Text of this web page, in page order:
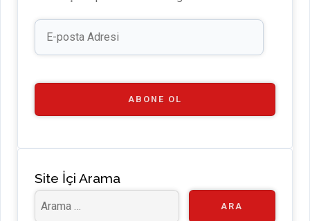
b
C
h
n
n
E-
posta
ABONE OL
Site İçi Arama